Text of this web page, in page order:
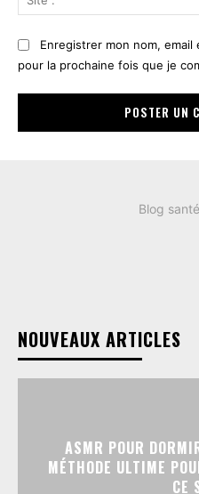
Enregistrer mon nom,
pour la prochaine fois que je
Blog
NOUVEAUX ARTICLES
ASMR POUR
MÉTHODE ULTIME
CE